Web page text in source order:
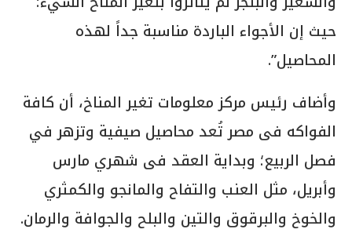
حيث إن الأجواء الباردة مناسبة جداً لهذه
المحاصيل”.
وأضاف رئيس مركز معلومات تغير المناخ، أن كافة
الفواكه فى مصر تُعد محاصيل صيفية وتزهر في
فصل الربيع؛ وبداية العقد فى شهري مارس
وأبريل، مثل العنب والتفاح والمانجو والكمثري
والخوخ والبرقوق والتين والبلح والجوافة والرمان.